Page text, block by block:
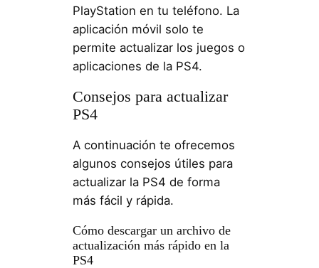
PlayStation en tu teléfono. La
aplicación móvil solo te
permite actualizar los juegos o
aplicaciones de la PS4.
Consejos para actualizar
PS4
A continuación te ofrecemos
algunos consejos útiles para
actualizar la PS4 de forma
más fácil y rápida.
Cómo descargar un archivo de
actualización más rápido en la
PS4